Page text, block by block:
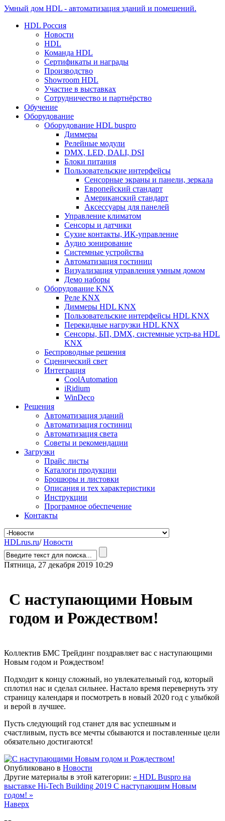
Умный дом HDL - автоматизация зданий и помещений.
HDL Россия
Новости
HDL
Команда HDL
Сертификаты и награды
Производство
Showroom HDL
Участие в выставках
Сотрудничество и партнёрство
Обучение
Оборудование
Оборудование HDL buspro
Диммеры
Релейные модули
DMX, LED, DALI, DSI
Блоки питания
Пользовательские интерфейсы
Сенсорные экраны и панели, зеркала
Европейский стандарт
Американский стандарт
Аксессуары для панелей
Управление климатом
Сенсоры и датчики
Сухие контакты, ИК-управление
Аудио зонирование
Системные устройства
Автоматизация гостиниц
Визуализация управления умным домом
Демо наборы
Оборудование KNX
Реле KNX
Диммеры HDL KNX
Пользовательские интерфейсы HDL KNX
Перекидные нагрузки HDL KNX
Сенсоры, БП, DMX, системные устр-ва HDL
KNX
Беспроводные решения
Сценический свет
Интеграция
CoolAutomation
iRidium
WinDeco
Решения
Автоматизация зданий
Автоматизация гостиниц
Автоматизация света
Советы и рекомендации
Загрузки
Прайс листы
Каталоги продукции
Брошюры и листовки
Описания и тех характеристики
Инструкции
Програмное обеспечение
Контакты
HDLrus.ru/Новости
Пятница, 27 декабря 2019 10:29
C наступающими Новым
годом и Рождеством!
Коллектив БМС Трейдинг поздравляет вас с наступающими
Новым годом и Рождеством!
Подходит к концу сложный, но увлекательный год, который
сплотил нас и сделал сильнее. Настало время перевернуть эту
страницу календаря и посмотреть в новый 2020 год с улыбкой
и верой в лучшее.
Пусть следующий год станет для вас успешным и
счастливым, пусть все мечты сбываются и поставленные цели
обязательно достигаются!
Опубликовано в Новости
Другие материалы в этой категории: « HDL Buspro на
выставке Hi-Tech Building 2019 С наступающим Новым
годом! »
Наверх